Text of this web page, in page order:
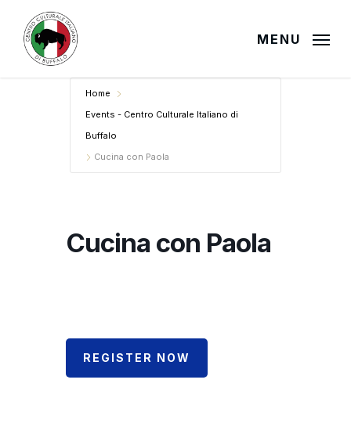
main
MENU
Home
Events - Centro Culturale Italiano di
Buffalo
Cucina con Paola
Cucina con Paola
REGISTER NOW